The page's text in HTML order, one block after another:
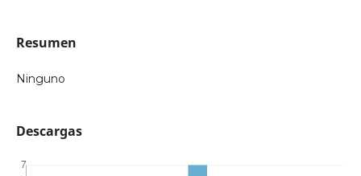
Resumen
Ninguno
Descargas